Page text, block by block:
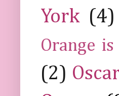
York (4)
Orange
(2)